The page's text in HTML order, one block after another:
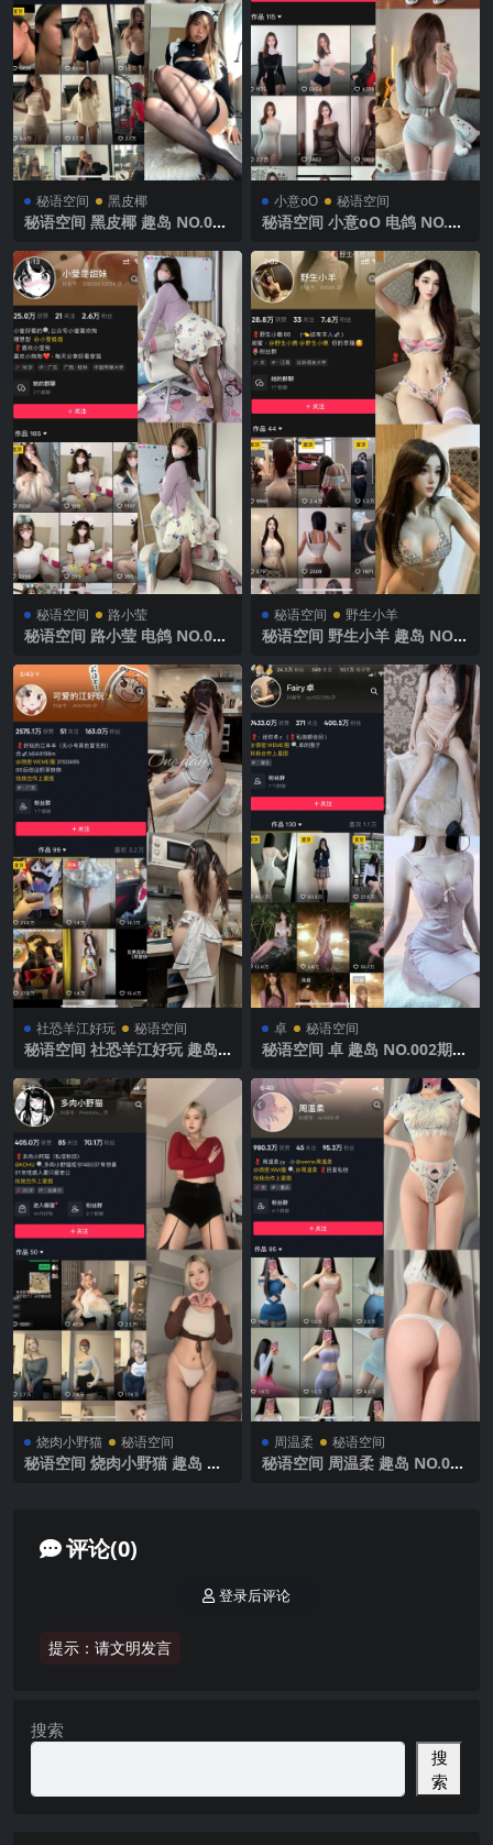
秘语空间 黑皮椰
秘语空间 黑皮椰 趣岛 NO.010
整版
小意oO 秘语空间
秘语空间 小意oO 电鸽 NO.00
整版
秘语空间 路小莹
秘语空间 路小莹 电鸽 NO.006
整版
秘语空间 野生小羊
秘语空间 野生小羊 趣岛 NO.0
完整版
社恐羊江好玩 秘语空间
秘语空间 社恐羊江好玩 趣岛
新完整版
卓 秘语空间
秘语空间 卓 趣岛 NO.002期
烧肉小野猫 秘语空间
秘语空间 烧肉小野猫 趣岛 N
周温柔 秘语空间
秘语空间 周温柔 趣岛 NO.047
评论(0)
提示：请文明发言
登录后评论
搜索
搜
索